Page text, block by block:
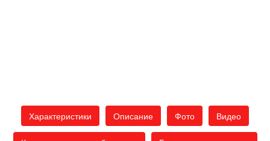
Характеристики Описание Фото Видео